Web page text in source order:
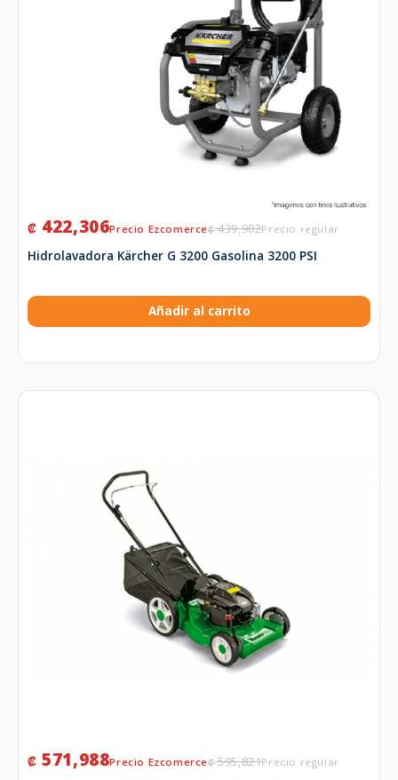
₡439,902
₡ 422,306
Hidrolavadora Kärcher G 3200 Gasolina 3200 PSI
Añadir al carrito
₡595,821
₡ 571,988